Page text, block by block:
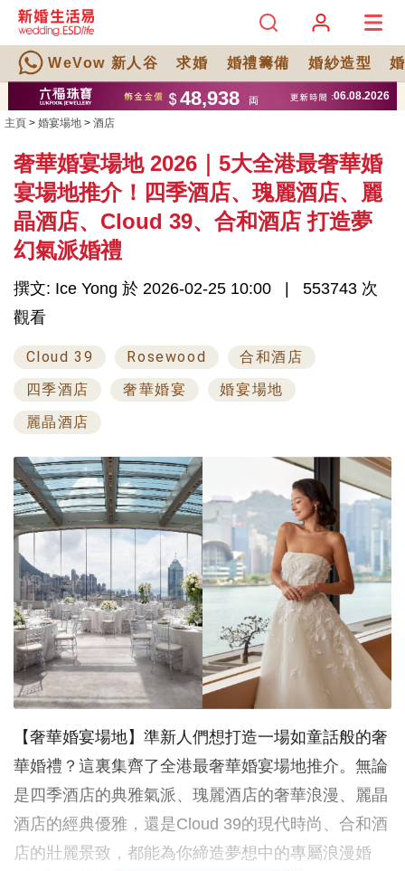
WeVow 新人谷 求婚 婚禮籌備 婚紗造型
主頁 > 婚宴場地 > 酒店
奢華婚宴場地 2026｜5大全港最奢華婚
宴場地推介！四季酒店、瑰麗酒店、麗
晶酒店、Cloud 39、合和酒店 打造夢
幻氣派婚禮
撰文: Ice Yong 於 2026-02-25 10:00
553743 次
觀看
Cloud 39 Rosewood
合和酒店
四季酒店
奢華婚宴
婚宴場地
麗晶酒店
【奢華婚宴場地】準新人們想打造一場如童話般的奢
華婚禮？這裏集齊了全港最奢華婚宴場地推介。無論
是四季酒店的典雅氣派、瑰麗酒店的奢華浪漫、麗晶
酒店的經典優雅，還是Cloud 39的現代時尚、合和酒
店的壯麗景致，都能為你締造夢想中的專屬浪漫婚